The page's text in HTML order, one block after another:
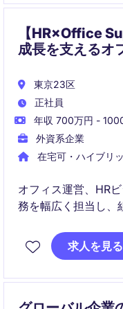
【HR×Office
成長を支えるオ
東京23区
正社員
年収 700万円 -
外資系企業
在宅可・ハイブリ
オフィス運営、HR
務を幅広く担当し、
ら、従業員体験の
きるポジションです
求人を見る